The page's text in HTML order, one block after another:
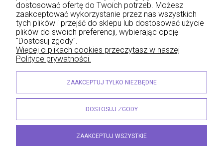
Wojciech Naja - Księgarnia Sądowa, Krakowskie Przedmieście 43, 20-076 Lublin | e-
mail: info@lexliber.pl | tel.: +48 513 959 100
Styl graficzny ShopGadget.eu
Sklep internetowy Shoper.pl
dostosować ofertę do Twoich potrzeb. Możesz
zaakceptować wykorzystanie przez nas wszystkich
tych plików i przejść do sklepu lub dostosować użycie
plików do swoich preferencji, wybierając opcję
"Dostosuj zgody".
Więcej o plikach cookies przeczytasz w naszej
Polityce prywatności.
ZAAKCEPTUJ TYLKO NIEZBĘDNE
DOSTOSUJ ZGODY
ZAAKCEPTUJ WSZYSTKIE